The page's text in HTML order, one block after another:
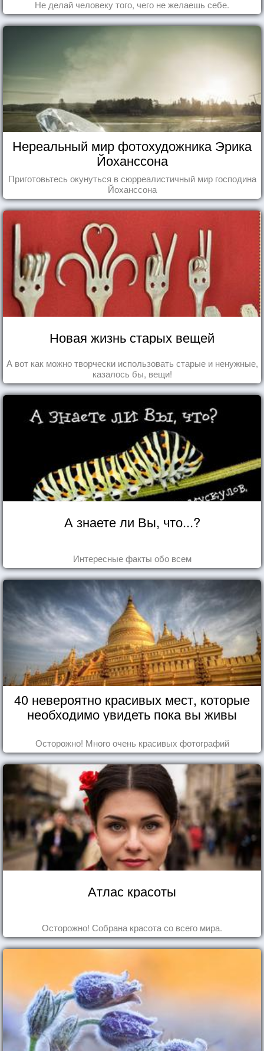
Не делай человеку того, чего не желаешь себе.
Нереальный мир фотохудожника Эрика
Йоханссона
Приготовьтесь окунуться в сюрреалистичный мир господина
Йоханссона
Новая жизнь старых вещей
А вот как можно творчески использовать старые и ненужные,
казалось бы, вещи!
А знаете ли Вы, что...?
Интересные факты обо всем
40 невероятно красивых мест, которые
необходимо увидеть пока вы живы
Осторожно! Много очень красивых фотографий
Атлас красоты
Осторожно! Собрана красота со всего мира.